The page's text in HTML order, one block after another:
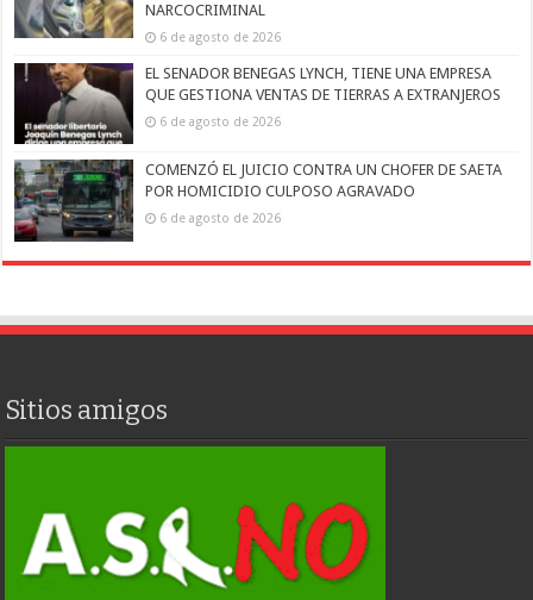
NARCOCRIMINAL
6 de agosto de 2026
EL SENADOR BENEGAS LYNCH, TIENE UNA EMPRESA
QUE GESTIONA VENTAS DE TIERRAS A EXTRANJEROS
6 de agosto de 2026
COMENZÓ EL JUICIO CONTRA UN CHOFER DE SAETA
POR HOMICIDIO CULPOSO AGRAVADO
6 de agosto de 2026
Sitios amigos